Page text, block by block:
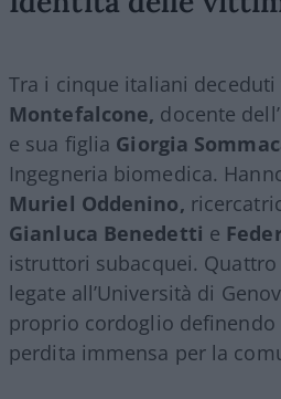
Tra i cinque italiani deceduti
Montefalcone, docente
e sua figlia Giorgia
Ingegneria biomedica.
Muriel Oddenino,
Gianluca Benedetti e
istruttori subacquei.
legate all’Università di
proprio cordoglio definendo
perdita immensa per la